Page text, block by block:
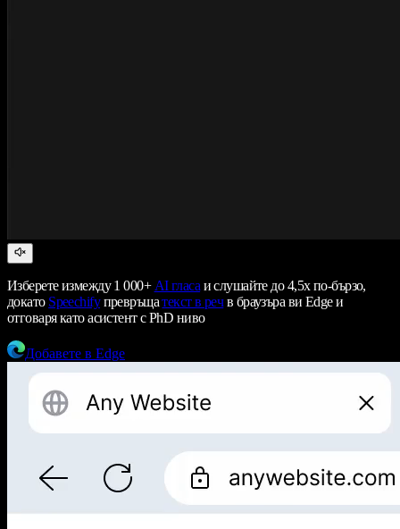
Изберете измежду 1 000+ AI гласа и слушайте до 4,5x по-бързо,
докато Speechifyпревръщатекст в речв браузъра ви Edge и
отговаря като асистент с PhD ниво
Добавете в Edge